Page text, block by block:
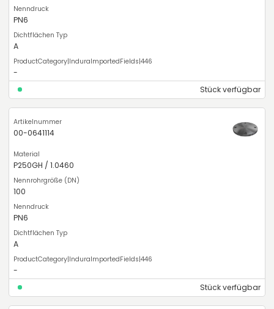
PN6
A
-
Stück verfügbar
00-0641114
P250GH / 1.0460
100
PN6
A
-
Stück verfügbar